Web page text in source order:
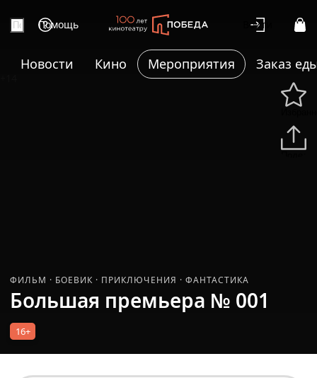
Помощь Войти
Новости Кино Мероприятия Заказ
ФИЛЬМ · БОЕВИК · ПРИКЛЮЧЕНИЯ · ФАНТАСТИКА
Большая премьера № 001
16+